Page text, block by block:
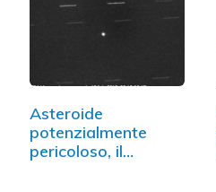
Asteroide
potenzialmente
pericoloso, il